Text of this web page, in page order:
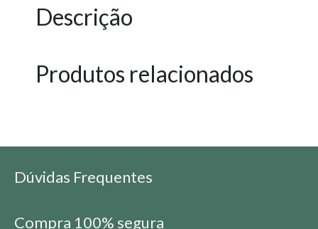
Descrição
Produtos relacionados
Dúvidas Frequentes
Compra 100% segura